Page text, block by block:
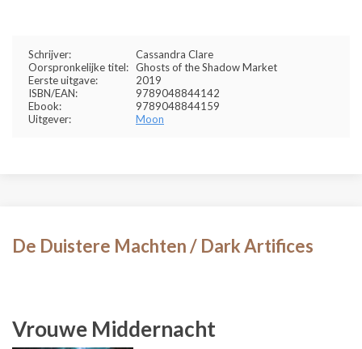
Schrijver:
Cassandra Clare
Oorspronkelijke titel: Ghosts of the Shadow Market
Eerste uitgave:
2019
ISBN/EAN:
9789048844142
Ebook:
9789048844159
Uitgever:
Moon
De Duistere Machten / Dark Artifices
Vrouwe Middernacht